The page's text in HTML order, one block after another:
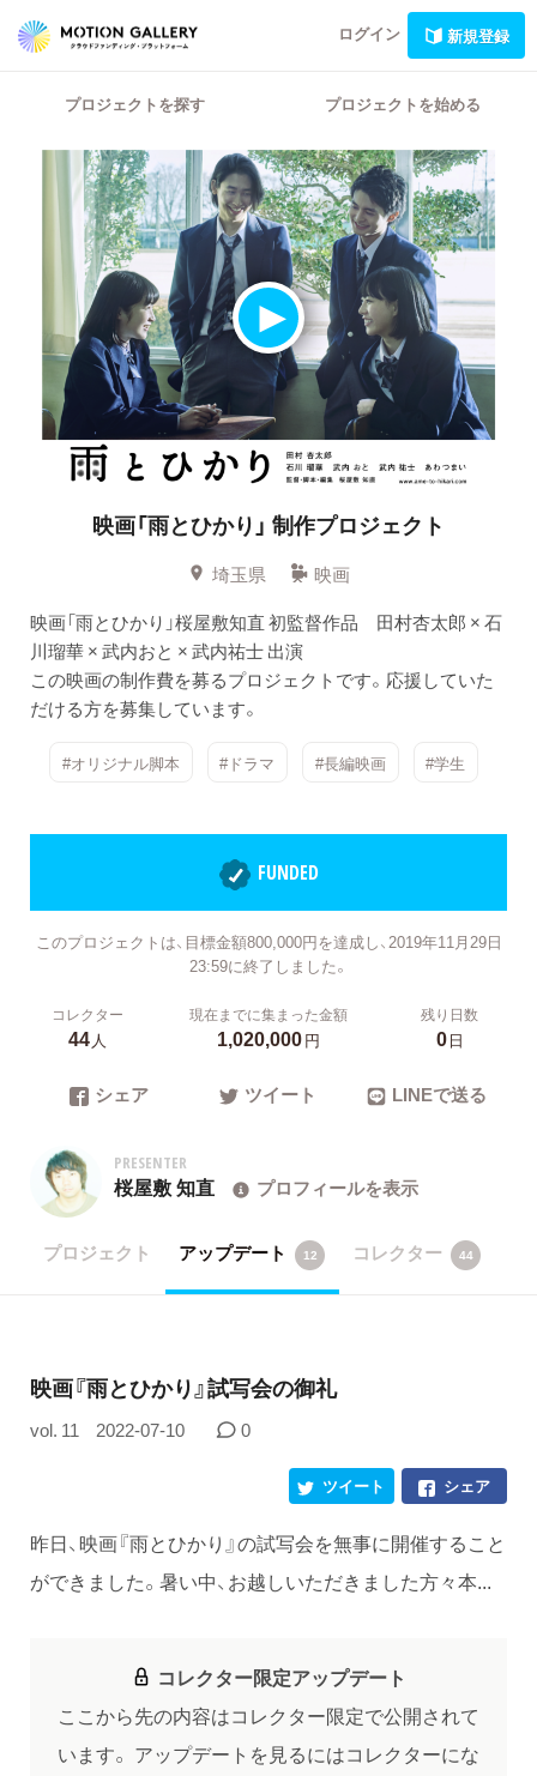
ログイン 新規登録
プロジェクトを探す プロジェクトを始める
映画「雨とひかり」 制作プロジェクト
埼玉県
映画
映画「雨とひかり」桜屋敷知直 初監督作品 田村杏太郎 × 石
川瑠華 × 武内おと × 武内祐士 出演
この映画の制作費を募るプロジェクトです。応援していた
だける方を募集しています。
#オリジナル脚本 #ドラマ #長編映画 #学生
FUNDED
このプロジェクトは、目標金額800,000円を達成し、2019年11月29日
23:59に終了しました。
コレクター
44人
現在までに集まった金額
1,020,000円
残り日数
0日
シェア ツイート LINEで送る
PRESENTER
桜屋敷 知直 プロフィールを表示
プロジェクト アップデート 12 コレクター 44
映画『雨とひかり』試写会の御礼
vol. 11 2022-07-10 0
シェア
ツイート
昨日、映画『雨とひかり』の試写会を無事に開催すること
ができました。暑い中、お越しいただきました方々本...
コレクター限定アップデート
ここから先の内容はコレクター限定で公開されて
います。 アップデートを見るにはコレクターにな